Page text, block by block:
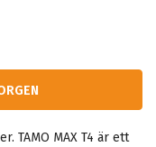
TAMO MAX T4 är ett